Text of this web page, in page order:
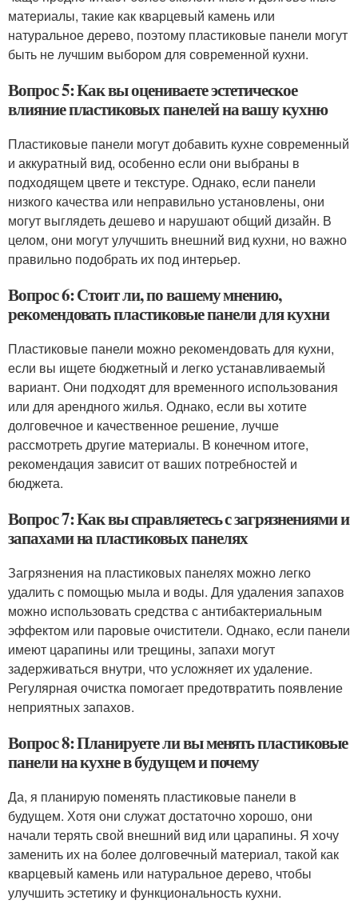
материалы, такие как кварцевый камень или
натуральное дерево, поэтому пластиковые панели могут
быть не лучшим выбором для современной кухни.
Вопрос 5: Как вы оцениваете эстетическое
влияние пластиковых панелей на вашу кухню
Пластиковые панели могут добавить кухне современный
и аккуратный вид, особенно если они выбраны в
подходящем цвете и текстуре. Однако, если панели
низкого качества или неправильно установлены, они
могут выглядеть дешево и нарушают общий дизайн. В
целом, они могут улучшить внешний вид кухни, но важно
правильно подобрать их под интерьер.
Вопрос 6: Стоит ли, по вашему мнению,
рекомендовать пластиковые панели для кухни
Пластиковые панели можно рекомендовать для кухни,
если вы ищете бюджетный и легко устанавливаемый
вариант. Они подходят для временного использования
или для арендного жилья. Однако, если вы хотите
долговечное и качественное решение, лучше
рассмотреть другие материалы. В конечном итоге,
рекомендация зависит от ваших потребностей и
бюджета.
Вопрос 7: Как вы справляетесь с загрязнениями и
запахами на пластиковых панелях
Загрязнения на пластиковых панелях можно легко
удалить с помощью мыла и воды. Для удаления запахов
можно использовать средства с антибактериальным
эффектом или паровые очистители. Однако, если панели
имеют царапины или трещины, запахи могут
задерживаться внутри, что усложняет их удаление.
Регулярная очистка помогает предотвратить появление
неприятных запахов.
Вопрос 8: Планируете ли вы менять пластиковые
панели на кухне в будущем и почему
Да, я планирую поменять пластиковые панели в
будущем. Хотя они служат достаточно хорошо, они
начали терять свой внешний вид или царапины. Я хочу
заменить их на более долговечный материал, такой как
кварцевый камень или натуральное дерево, чтобы
улучшить эстетику и функциональность кухни.